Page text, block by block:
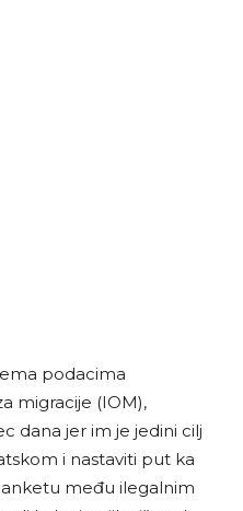
podacima
migracije (IOM),
dana jer im je jedini cilj
i nastaviti put ka
među ilegalnim